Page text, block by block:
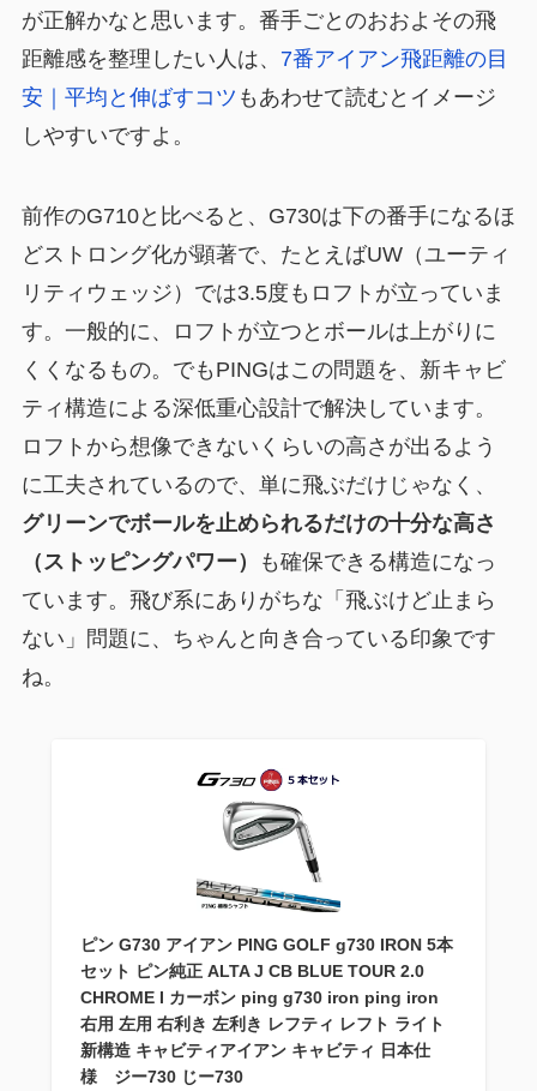
が正解かなと思います。番手ごとのおおよその飛
距離感を整理したい人は、 7番アイアン飛距離の目
安｜平均と伸ばすコツ もあわせて読むとイメージ
しやすいですよ。
前作のG710と比べると、G730は下の番手になるほ
どストロング化が顕著で、たとえばUW（ユーティ
リティウェッジ）では3.5度もロフトが立っていま
す。一般的に、ロフトが立つとボールは上がりに
くくなるもの。でもPINGはこの問題を、新キャビ
ティ構造による深低重心設計で解決しています。
ロフトから想像できないくらいの高さが出るよう
に工夫されているので、単に飛ぶだけじゃなく、
グリーンでボールを止められるだけの十分な高さ
（ストッピングパワー）
も確保できる構造になっ
ています。飛び系にありがちな「飛ぶけど止まら
ない」問題に、ちゃんと向き合っている印象です
ね。
ピン G730 アイアン PING GOLF g730 IRON 5本
セット ピン純正 ALTA J CB BLUE TOUR 2.0
CHROME I カーボン ping g730 iron ping iron
右用 左用 右利き 左利き レフティ レフト ライト
新構造 キャビティアイアン キャビティ 日本仕
様 ジー730 じー730